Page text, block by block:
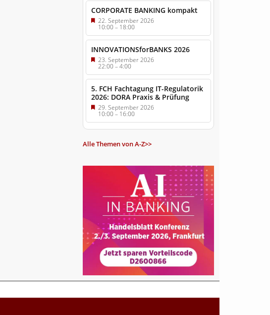
CORPORATE BANKING kompakt
22. September 2026
10:00– 18:00
INNOVATIONSforBANKS 2026
23. September 2026
22:00–4:00
5. FCH Fachtagung IT-Regulatorik
2026: DORA Praxis & Prüfung
29. September 2026
10:00– 16:00
Alle Themen von A-Z>>